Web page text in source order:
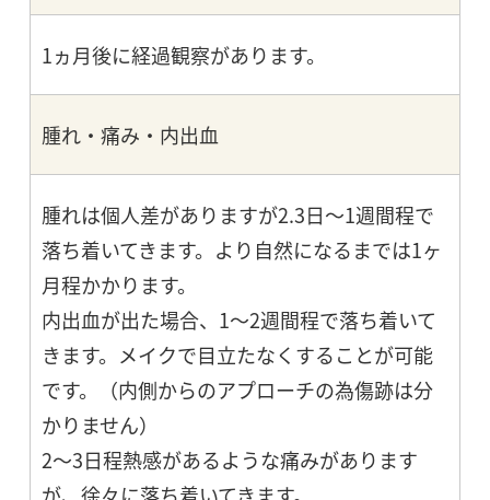
1ヵ月後に経過観察があります。
腫れ・痛み・内出血
腫れは個人差がありますが2.3日～1週間程で
落ち着いてきます。より自然になるまでは1ヶ
月程かかります。
内出血が出た場合、1～2週間程で落ち着いて
きます。メイクで目立たなくすることが可能
です。（内側からのアプローチの為傷跡は分
かりません）
2～3日程熱感があるような痛みがあります